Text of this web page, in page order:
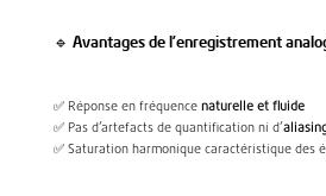
🔹 Avantages de l’enregistrement
✅ Réponse en fréquencenaturelle et fluide
✅ Pas d’artefacts de quantification ni d’
✅ Saturation harmonique caractéristique des